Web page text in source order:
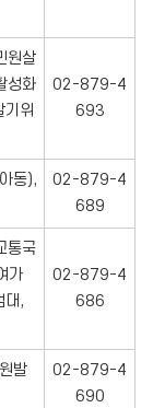
원살
성화
위
02-879-4
693
동),
02-879-4
689
통국
가
대,
02-879-4
686
발
02-879-4
690